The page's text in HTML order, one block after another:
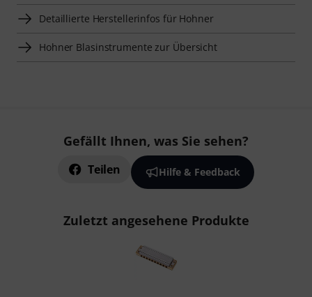
Detaillierte Herstellerinfos für Hohner
Hohner Blasinstrumente zur Übersicht
Gefällt Ihnen, was Sie sehen?
Teilen Hilfe & Feedback
Zuletzt angesehene Produkte